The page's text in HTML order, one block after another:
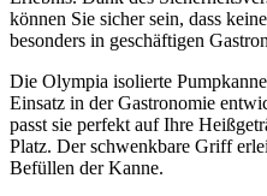
können Sie sicher sein, dass
besonders in geschäftigen
Die Olympia isolierte
Einsatz in der Gastronomie
passt sie perfekt auf Ihre
Platz. Der schwenkbare Griff
Befüllen der Kanne.